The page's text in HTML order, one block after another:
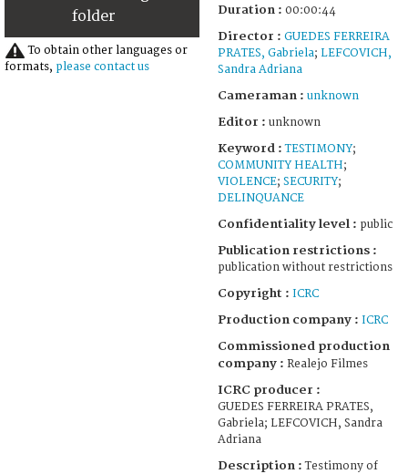
To obtain other languages or
formats, please contact us
Duration : 00:00:44
Director : GUEDES FERREIRA
PRATES, Gabriela; LEFCOVICH,
Sandra Adriana
Cameraman : unknown
Editor : unknown
Keyword :TESTIMONY;
COMMUNITY HEALTH;
VIOLENCE; SECURITY;
DELINQUANCE
Confidentiality level : public
Publication restrictions :
publication without restrictions
Copyright : ICRC
Production company : ICRC
Commissioned production
company : Realejo Filmes
ICRC producer :
GUEDES FERREIRA PRATES,
Gabriela; LEFCOVICH, Sandra
Adriana
Description :Testimony of